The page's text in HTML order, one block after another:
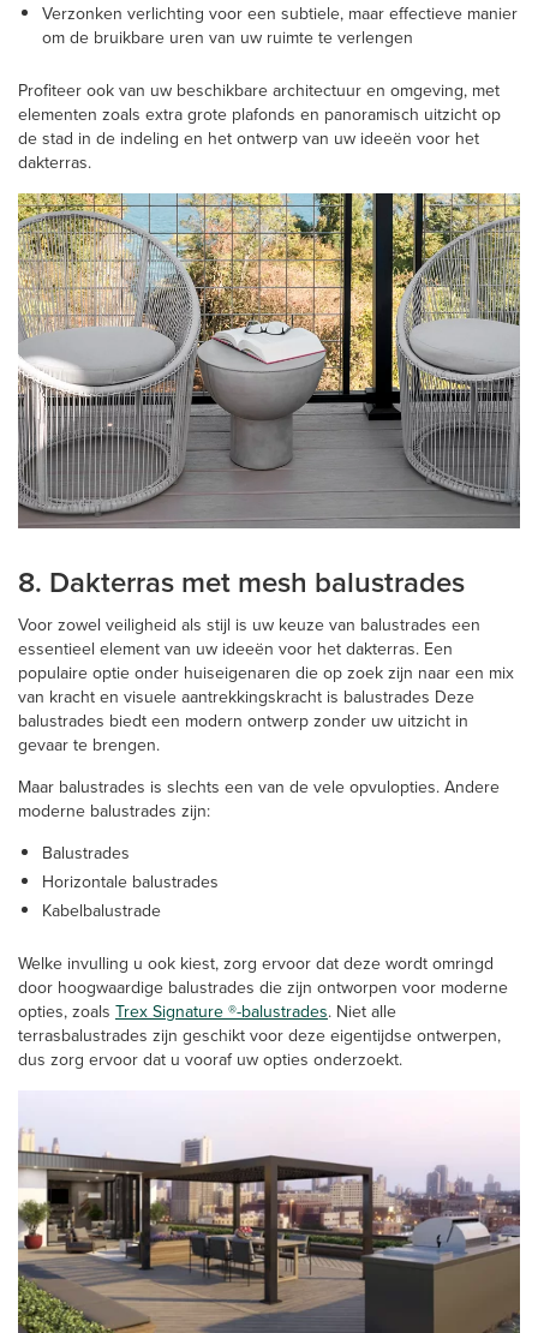
Verzonken verlichting voor een subtiele, maar effectieve manier
om de bruikbare uren van uw ruimte te verlengen
Profiteer ook van uw beschikbare architectuur en omgeving, met
elementen zoals extra grote plafonds en panoramisch uitzicht op
de stad in de indeling en het ontwerp van uw ideeën voor het
dakterras.
8. Dakterras met mesh balustrades
Voor zowel veiligheid als stijl is uw keuze van balustrades een
essentieel element van uw ideeën voor het dakterras. Een
populaire optie onder huiseigenaren die op zoek zijn naar een mix
van kracht en visuele aantrekkingskracht is balustrades Deze
balustrades biedt een modern ontwerp zonder uw uitzicht in
gevaar te brengen.
Maar balustrades is slechts een van de vele opvulopties. Andere
moderne balustrades zijn:
Balustrades
Horizontale balustrades
Kabelbalustrade
Welke invulling u ook kiest, zorg ervoor dat deze wordt omringd
door hoogwaardige balustrades die zijn ontworpen voor moderne
opties, zoals Trex Signature ®-balustrades. Niet alle
terrasbalustrades zijn geschikt voor deze eigentijdse ontwerpen,
dus zorg ervoor dat u vooraf uw opties onderzoekt.